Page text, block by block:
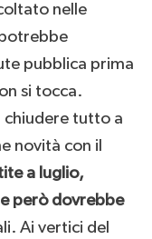
nelle
pubblica prima
si tocca.
chiudere tutto a
novità con il
a luglio,
però dovrebbe
Ai vertici del